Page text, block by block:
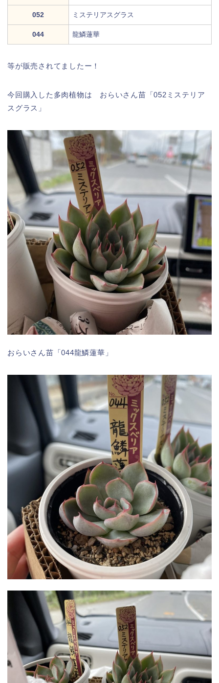
052 ミステリアスグラス
044 龍鱗蓮華
等が販売されてましたー！
今回購入した多肉植物は おらいさん苗「052ミステリア
スグラス」
おらいさん苗「044龍鱗蓮華」